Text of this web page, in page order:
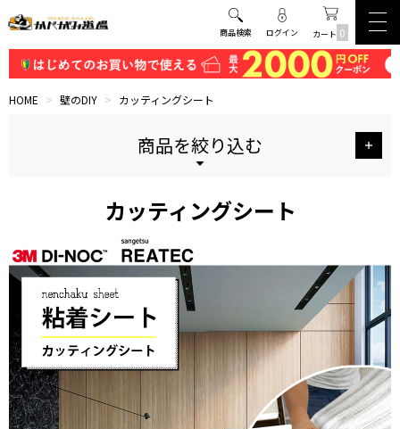
商品検索 ログイン カート 0
HOME > 壁のDIY > カッティングシート
商品を絞り込む
カッティングシート